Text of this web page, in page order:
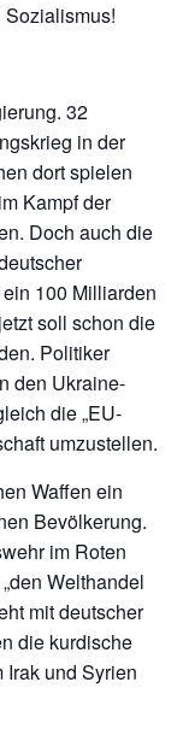
32
in der
dort spielen
Kampf der
Doch auch die
100 Milliarden
soll schon die
Politiker
den Ukraine-
die „EU-
umzustellen.
Waffen ein
Bevölkerung.
im Roten
Welthandel
mit deutscher
die kurdische
und Syrien